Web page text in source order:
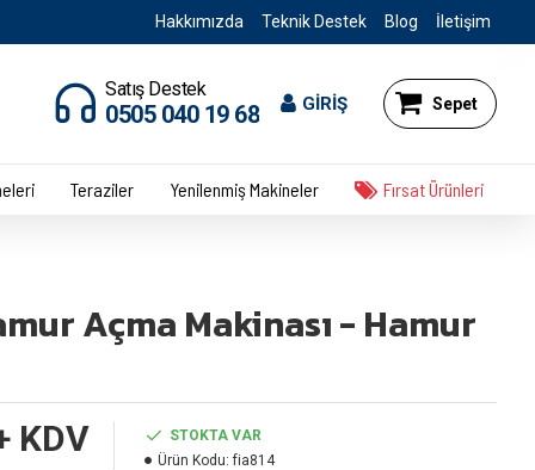
Hakkımızda Teknik Destek Blog İletişim
0505 040 19 68
Satış Destek
GİRİŞ Sepet
Teraziler Yenilenmiş Makineler Fırsat Ürünleri
Açma Makinası - Hamur
KDV
STOKTA VAR
Ürün Kodu: fia814